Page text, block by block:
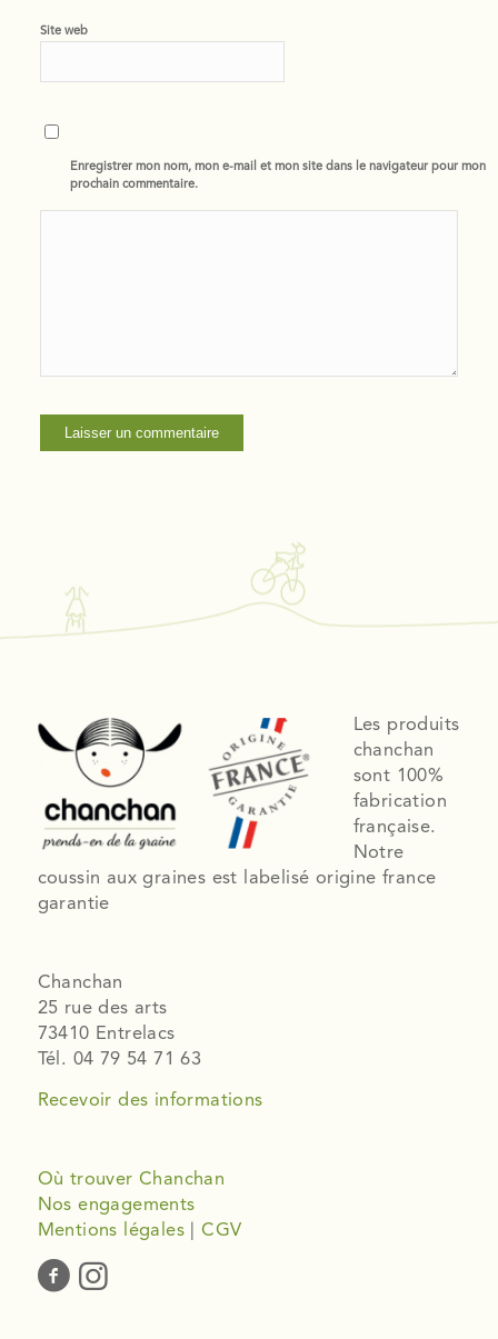
Site web
Enregistrer mon nom, mon e-mail et mon site dans le navigateur pour mon
prochain commentaire.
Les produits
chanchan
sont 100%
fabrication
française.
Notre
coussin aux graines est labelisé origine france
garantie
Chanchan
25 rue des arts
73410 Entrelacs
Tél. 04 79 54 71 63
Recevoir des informations
Où trouver Chanchan
Nos engagements
Mentions légales |CGV